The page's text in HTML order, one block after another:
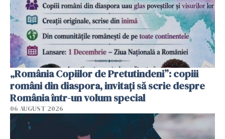
„România Copiilor de Pretutindeni”: copiii
români din diaspora, invitați să scrie despre
România într-un volum special
06 AUGUST 2026